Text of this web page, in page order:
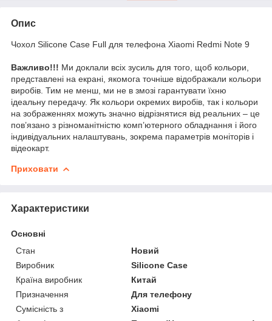
Опис
Чохол Silicone Case Full для телефона Xiaomi Redmi Note 9
Важливо!!! Ми доклали всіх зусиль для того, щоб кольори,
представлені на екрані, якомога точніше відображали кольори
виробів. Тим не менш, ми не в змозі гарантувати їхню
ідеальну передачу. Як кольори окремих виробів, так і кольори
на зображеннях можуть значно відрізнятися від реальних – це
пов’язано з різноманітністю комп’ютерного обладнання і його
індивідуальних налаштувань, зокрема параметрів моніторів і
відеокарт.
Приховати
Характеристики
Основні
Стан
Новий
Виробник
Silicone Case
Країна виробник
Китай
Призначення
Для телефону
Сумісність з
Xiaomi